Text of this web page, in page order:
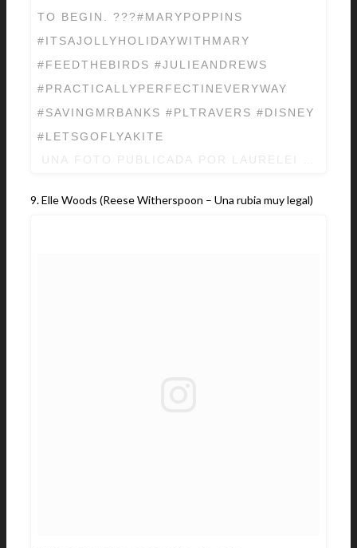
TO BEGIN. ???#MARYPOPPINS
#ITSAJOLLYHOLIDAYWITHMARY
#FEEDTHEBIRDS #JULIEANDREWS
#PRACTICALLYPERFECTINEVERYWAY
#SAVINGMRBANKS #PLTRAVERS #DISNEY
#LETSGOFLYAKITE
9. Elle Woods (Reese Witherspoon – Una rubia muy legal)